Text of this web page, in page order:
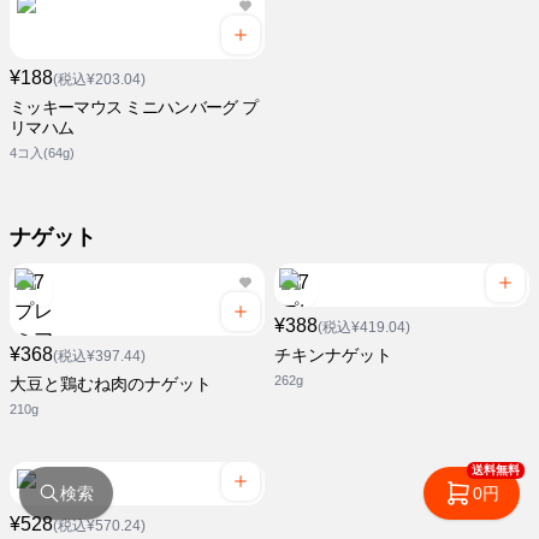
¥188(税込¥203.04)
ミッキーマウス ミニハンバーグ プ
リマハム
4コ入(64g)
ナゲット
¥368(税込¥397.44)
大豆と鶏むね肉のナゲット
210g
¥388(税込¥419.04)
チキンナゲット
262g
¥528(税込¥570.24)
検索
送料無料
0円